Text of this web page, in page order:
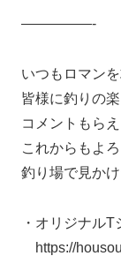
—————-
いつもロマン
皆様に釣りの
コメントもら
これからもよ
釣り場で見か
・オリジナルT
https://